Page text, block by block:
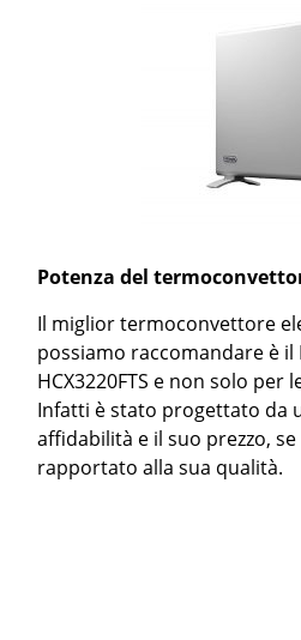
Potenza del
Il miglior termoconvettore
possiamo raccomandare è il
HCX3220FTS e non solo per
Infatti è stato progettato da
affidabilità e il suo prezzo,
rapportato alla sua qualità.